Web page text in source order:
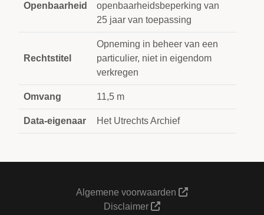
Openbaarheid
openbaarheidsbeperking van
25 jaar van toepassing
Rechtstitel
Opneming in beheer van een
particulier, niet in eigendom
verkregen
Omvang 11,5 m
Data-eigenaar Het Utrechts Archief
Algemene voorwaarden
Disclaimer